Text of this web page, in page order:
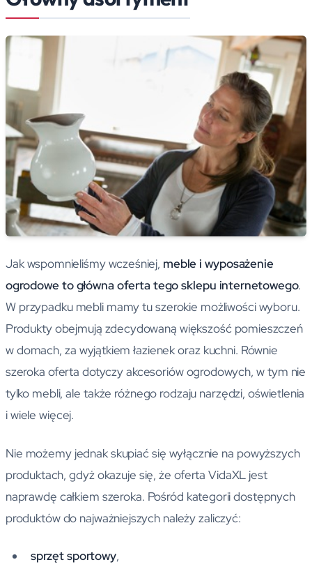
Jak wspomnieliśmy wcześniej, meble i wyposażenie
ogrodowe to główna oferta tego sklepu internetowego.
W przypadku mebli mamy tu szerokie możliwości wyboru.
Produkty obejmują zdecydowaną większość pomieszczeń
w domach, za wyjątkiem łazienek oraz kuchni. Równie
szeroka oferta dotyczy akcesoriów ogrodowych, w tym nie
tylko mebli, ale także różnego rodzaju narzędzi, oświetlenia
i wiele więcej.
Nie możemy jednak skupiać się wyłącznie na powyższych
produktach, gdyż okazuje się, że oferta VidaXL jest
naprawdę całkiem szeroka. Pośród kategorii dostępnych
produktów do najważniejszych należy zaliczyć:
sprzęt sportowy,